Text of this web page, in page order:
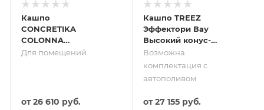
Кашпо
CONCRETIKA
COLONNA
CONCRETE WHITE
Для помещений
от26 610 руб.
Кашпо TREEZ
Эффектори Вау
Высокий конус-
дизайн Песчаная
Дюна
Возможна
комплектация с
автополивом
от27 155 руб.